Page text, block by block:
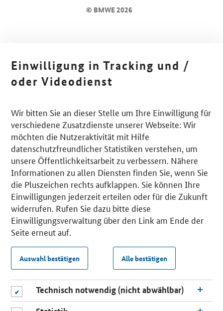
© BMWE 2026
Einwilligung in Tracking und /
oder Videodienst
Wir bitten Sie an dieser Stelle um Ihre Einwilligung für
verschiedene Zusatzdienste unserer Webseite: Wir
möchten die Nutzeraktivität mit Hilfe
datenschutzfreundlicher Statistiken verstehen, um
unsere Öffentlichkeitsarbeit zu verbessern. Nähere
Informationen zu allen Diensten finden Sie, wenn Sie
die Pluszeichen rechts aufklappen. Sie können Ihre
Einwilligungen jederzeit erteilen oder für die Zukunft
widerrufen. Rufen Sie dazu bitte diese
Einwilligungsverwaltung über den Link am Ende der
Seite erneut auf.
Auswahl bestätigen Alle bestätigen
Technisch notwendig (nicht abwählbar)